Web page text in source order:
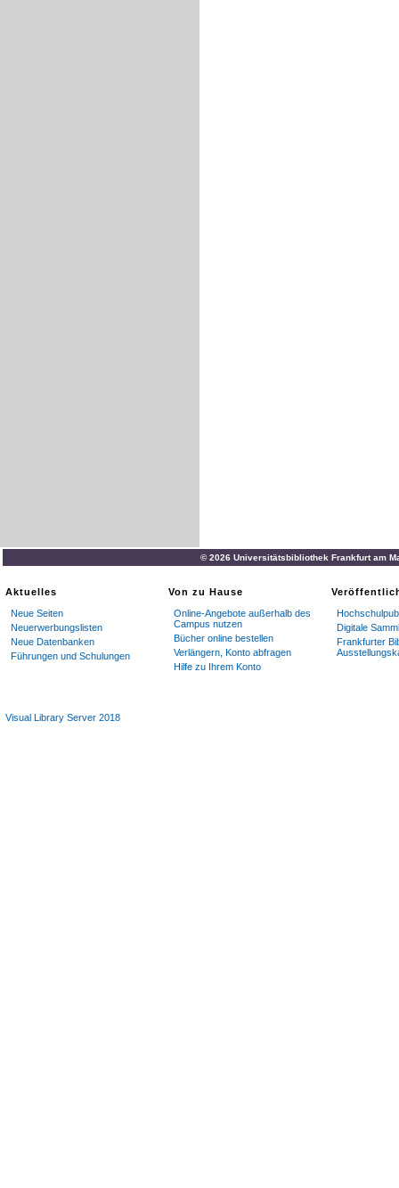
© 2026 Universitätsbibliothek Frankfurt am
Aktuelles
Neue Seiten
Neuerwerbungslisten
Neue Datenbanken
Führungen und Schulungen
Von zu Hause
Online-Angebote außerhalb des
Campus nutzen
Bücher online bestellen
Verlängern, Konto abfragen
Hilfe zu Ihrem Konto
Digitale
Frankfurter
Visual Library Server 2018